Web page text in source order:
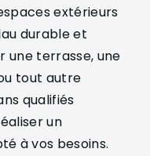
extérieurs
durable et
une terrasse, une
tout autre
qualifiés
un
à vos besoins.